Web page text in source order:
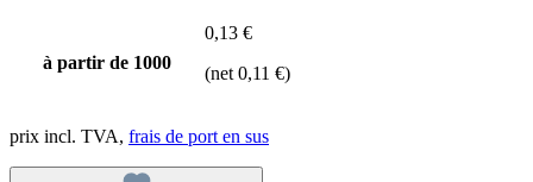
à partir de 1000
0,13 €
(net 0,11 €)
prix incl. TVA, frais de port en sus